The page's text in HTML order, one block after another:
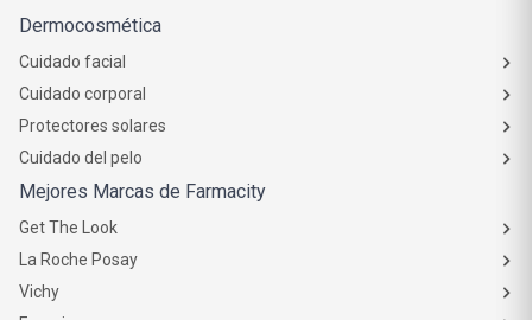
Dermocosmética
Cuidado facial
Cuidado corporal
Protectores solares
Cuidado del pelo
Mejores Marcas de Farmacity
Get The Look
La Roche Posay
Vichy